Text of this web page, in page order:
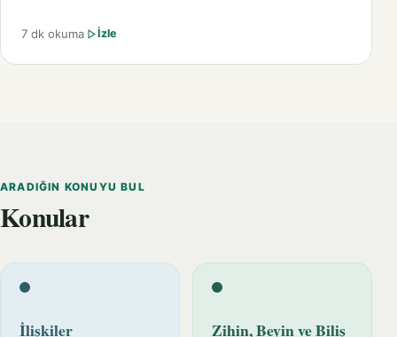
7 dk okuma İzle
ARADIĞIN KONUYU BUL
Konular
İlişkiler Zihin, Beyin ve Biliş